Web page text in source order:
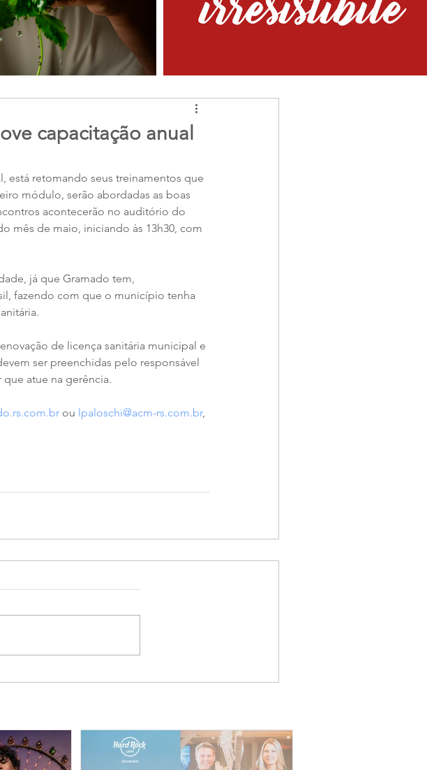
capacitação anual
está retomando seus treinamentos que
módulo, serão abordadas as boas
acontecerão no auditório do
mês de maio, iniciando às 13h30, com
já que Gramado tem,
fazendo com que o município tenha
de licença sanitária municipal e
ser preenchidas pelo responsável
atue na gerência.
ou lpaloschi@acm-rs.com.br,